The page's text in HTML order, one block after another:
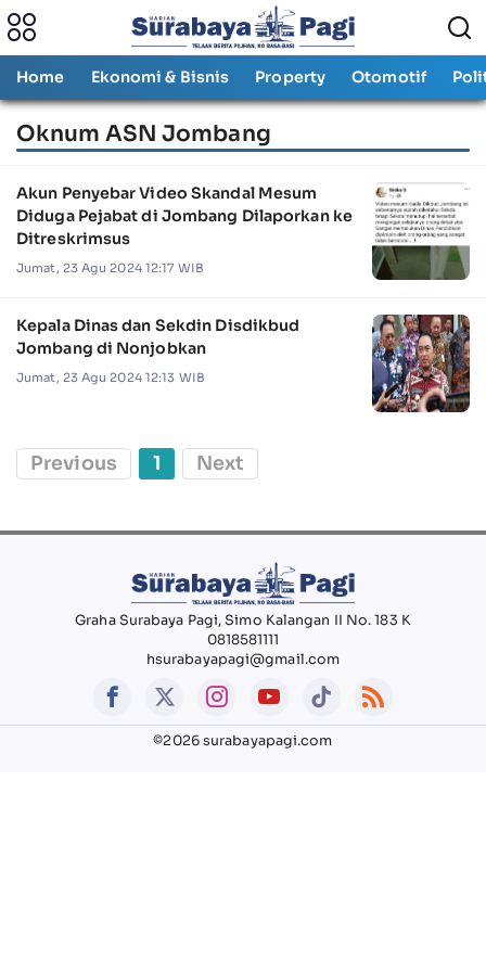
Home Ekonomi & Bisnis Property Otomotif
Oknum ASN Jombang
Akun Penyebar Video Skandal Mesum
Diduga Pejabat di Jombang Dilaporkan ke
Ditreskrimsus
Jumat, 23 Agu 2024 12:17 WIB
Kepala Dinas dan Sekdin Disdikbud
Jombang di Nonjobkan
Jumat, 23 Agu 2024 12:13 WIB
Previous 1 Next
Graha Surabaya Pagi, Simo Kalangan II No. 183 K
0818581111
hsurabayapagi@gmail.com
©2026 surabayapagi.com